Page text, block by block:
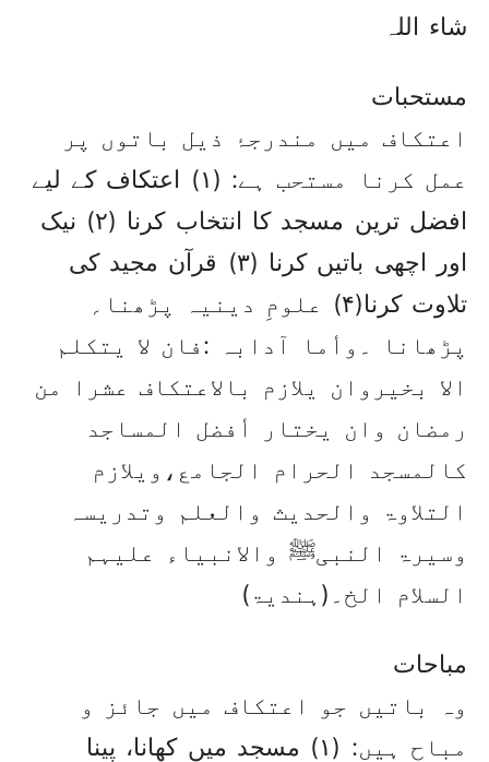
شاء اللہ
مستحبات
اعتکاف میں مندرجۂ ذیل باتوں پر
عمل کرنا مستحب ہے: (۱) اعتکاف کے لیے
افضل ترین مسجد کا انتخاب کرنا (۲) نیک
اور اچھی باتیں کرنا (۳) قرآن مجید کی
تلاوت کرنا(۴) علومِ دینیہ پڑھنا؍
پڑھانا ۔وأما آدابہ :فان لا یتکلم
الا بخیروان یلازم بالاعتکاف عشرا من
رمضان وان یختار أفضل المساجد
کالمسجد الحرام الجامع،ویلازم
التلاوۃ والحدیث والعلم وتدریسہ
وسیرۃ النبیﷺ والانبیاء علیہم
السلام الخ۔(ہندیۃ)
مباحات
وہ باتیں جو اعتکاف میں جائز و
مباح ہیں: (۱) مسجد میں کھانا، پینا